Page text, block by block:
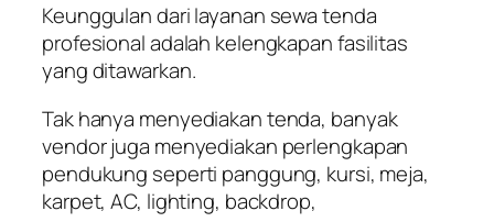
Keunggulan dari layanan sewa tenda
profesional adalah kelengkapan fasilitas
yang ditawarkan.
Tak hanya menyediakan tenda, banyak
vendor juga menyediakan perlengkapan
pendukung seperti panggung, kursi, meja,
karpet, AC, lighting, backdrop,